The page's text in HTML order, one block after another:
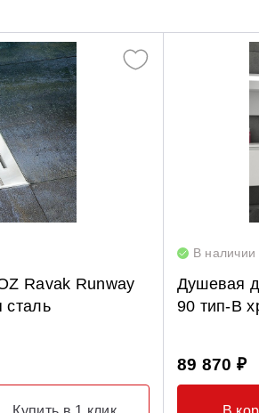
Ravak Runway
В наличии
Душевая
90 тип-B
89 870 ₽